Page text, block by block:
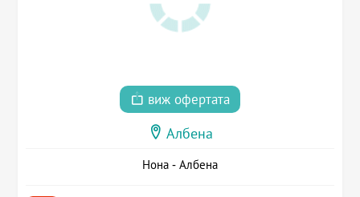
виж офертата
Албена
Нона - Албена